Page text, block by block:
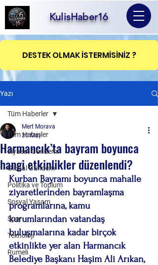
KulisHaber16
DESTEK OLMAK İSTERMİSİNİZ ?
Yazı
Tüm Haberler
Siyaset Gündemi
Global Gündem
Politika ve Toplum
Sosyal Yaşam
Spor
Teknoloji
Rumeli
Tüm Haberler
Harmancık’ta bayram boyunca
hangi etkinlikler düzenlendi?
Mert Morava
30 May
Kurban Bayramı boyunca mahalle
ziyaretlerinden bayramlaşma
programlarına, kamu
kurumlarından vatandaş
buluşmalarına kadar birçok
etkinlikte yer alan Harmancık
Belediye Başkanı Haşim Ali Arıkan,